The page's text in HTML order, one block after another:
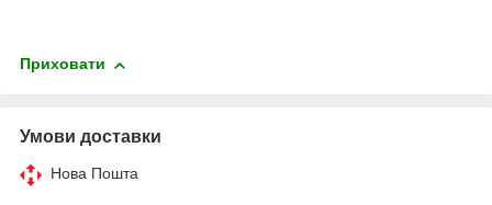
Приховати
Умови доставки
Нова Пошта